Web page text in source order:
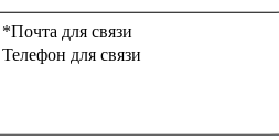
*Почта для связи
Телефон для связи